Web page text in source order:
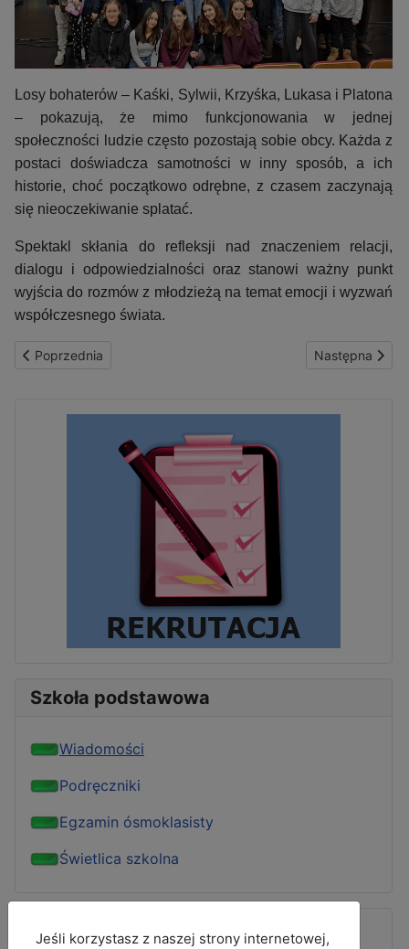
Losy bohaterów – Kaśki, Sylwii, Krzyśka, Lukasa i Platona
– pokazują, że mimo funkcjonowania w jednej
społeczności ludzie często pozostają sobie obcy. Każda z
postaci doświadcza samotności w inny sposób, a ich
historie, choć początkowo odrębne, z czasem zaczynają
się nieoczekiwanie splatać.
Spektakl skłania do refleksji nad znaczeniem relacji,
dialogu i odpowiedzialności oraz stanowi ważny punkt
wyjścia do rozmów z młodzieżą na temat emocji i wyzwań
współczesnego świata.
Poprzednia strona: Pasowanie na czytelnika
Poprzednia Następna
Następna
Szkoła podstawowa
Wiadomości
Podręczniki
Egzamin ósmoklasisty
Świetlica szkolna
MOD_JBCOOKIES_LANG_HEADER_DEFAULT
Jeśli korzystasz z naszej strony internetowej,